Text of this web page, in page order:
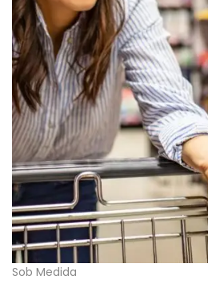
Sob Medida